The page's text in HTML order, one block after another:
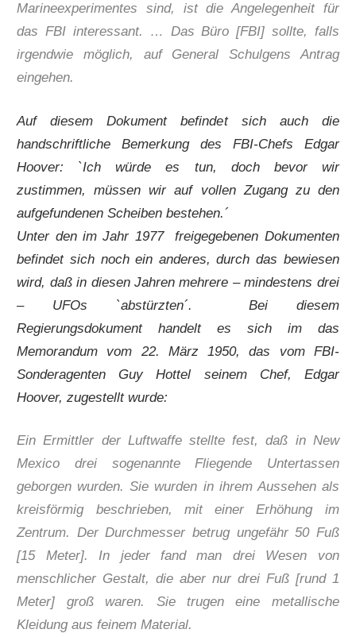
Marineexperimentes sind, ist die Angelegenheit für
das FBI interessant. … Das Büro [FBI] sollte, falls
irgendwie möglich, auf General Schulgens Antrag
eingehen.
Auf diesem Dokument befindet sich auch die
handschriftliche Bemerkung des FBI-Chefs Edgar
Hoover: `Ich würde es tun, doch bevor wir
zustimmen, müssen wir auf vollen Zugang zu den
aufgefundenen Scheiben bestehen.´
Unter den im Jahr 1977 freigegebenen Dokumenten
befindet sich noch ein anderes, durch das bewiesen
wird, daß in diesen Jahren mehrere – mindestens drei
– UFOs `abstürzten´. Bei diesem
Regierungsdokument handelt es sich im das
Memorandum vom 22. März 1950, das vom FBI-
Sonderagenten Guy Hottel seinem Chef, Edgar
Hoover, zugestellt wurde:
Ein Ermittler der Luftwaffe stellte fest, daß in New
Mexico drei sogenannte Fliegende Untertassen
geborgen wurden. Sie wurden in ihrem Aussehen als
kreisförmig beschrieben, mit einer Erhöhung im
Zentrum. Der Durchmesser betrug ungefähr 50 Fuß
[15 Meter]. In jeder fand man drei Wesen von
menschlicher Gestalt, die aber nur drei Fuß [rund 1
Meter] groß waren. Sie trugen eine metallische
Kleidung aus feinem Material.